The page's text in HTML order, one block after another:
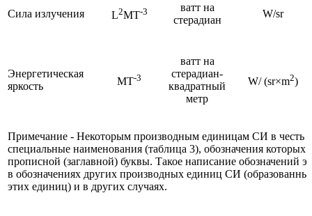
Сила излучения L2MT-3
ватт на
стерадиан
W/sr
Энергетическая
яркость
MT-3
ватт на
стерадиан-
квадратный
метр
W/ (sr×m2)
Примечание - Некоторым производным единицам СИ в честь
специальные наименования (таблица 3), обозначения которых
прописной (заглавной) буквы. Такое написание обозначений
в обозначениях других производных единиц СИ
этих единиц) и в других случаях.